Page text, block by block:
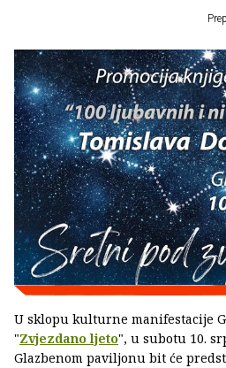
U sklopu kulturne manifestacije
"Zvjezdano ljeto", u subotu 10.
Glazbenom paviljonu bit će